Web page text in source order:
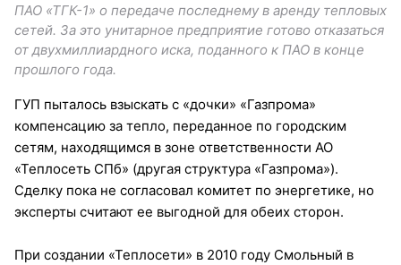
ПАО «ТГК-1» о передаче последнему в аренду тепловых
сетей. За это унитарное предприятие готово отказаться
от двухмиллиардного иска, поданного к ПАО в конце
прошлого года.
ГУП пыталось взыскать с «дочки» «Газпрома»
компенсацию за тепло, переданное по городским
сетям, находящимся в зоне ответственности АО
«Теплосеть СПб» (другая структура «Газпрома»).
Сделку пока не согласовал комитет по энергетике, но
эксперты считают ее выгодной для обеих сторон.
При создании «Теплосети» в 2010 году Смольный в